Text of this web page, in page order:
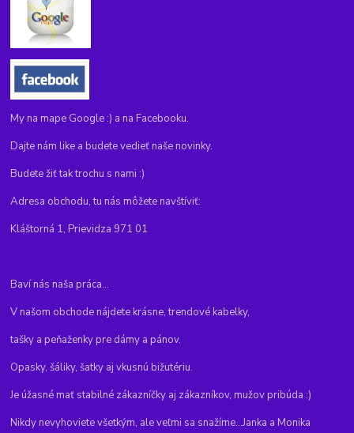
My na mape Google :) a na Facebooku.
Dajte nám like a budete vedieť naše novinky.
Budete žiť tak trochu s nami :)
Adresa obchodu, tu nás môžete navštíviť:
Kláštorná 1, Prievidza 971 01
Baví nás naša práca...
V našom obchode nájdete krásne, trendové kabelky,
tašky a peňaženky pre dámy a pánov.
Opasky, šáliky, šatky aj vkusnú bižutériu.
Je úžasné mať stabilné zákazníčky aj zákazníkov, mužov pribúda :)
Nikdy nevyhoviete všetkým, ale veľmi sa snažíme...Janka a Monika